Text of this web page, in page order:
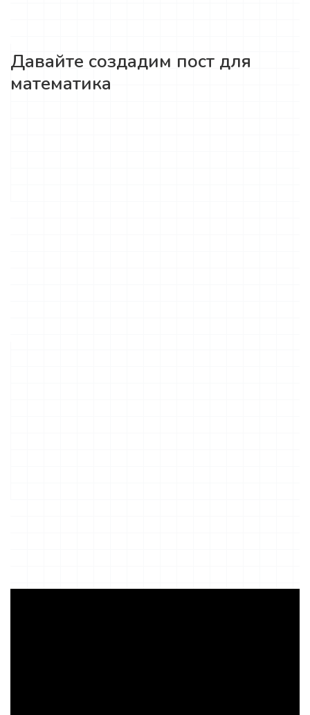
Давайте создадим пост для
математика